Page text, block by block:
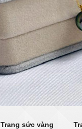
Trang sức vàng